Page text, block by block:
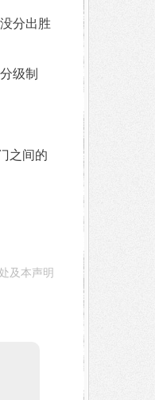
分出胜
级制
之间的
及本声明